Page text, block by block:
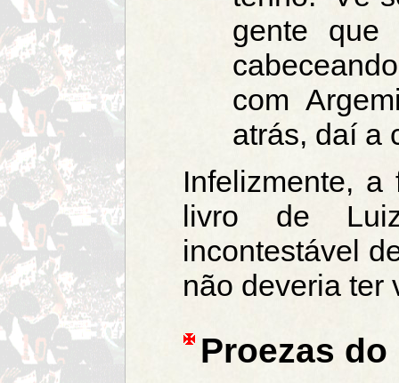
gente
com
atrás, daí a
Infelizmente,
livro de
incontestável
não deveria ter
Proezas